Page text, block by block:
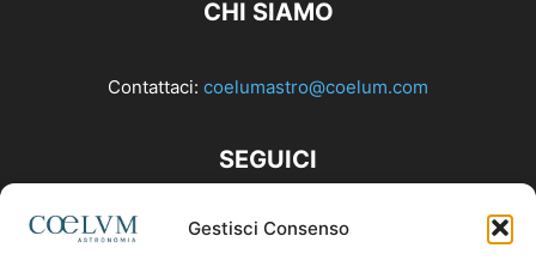
Gestisci Consenso
CHI SIAMO
Contattaci: coelumastro@coelum.com
SEGUICI